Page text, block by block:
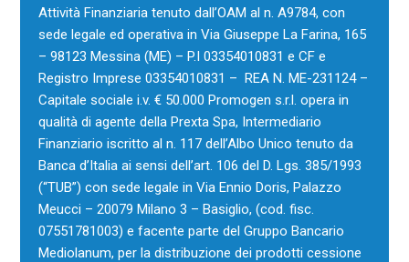
Attività Finanziaria tenuto dall’OAM al n. A9784, con
sede legale ed operativa in Via Giuseppe La Farina, 165
– 98123 Messina (ME) – P.I 03354010831 e CF e
Registro Imprese 03354010831 – REA N. ME-231124 –
Capitale sociale i.v. € 50.000 Promogen s.r.l. opera in
qualità di agente della Prexta Spa, Intermediario
Finanziario iscritto al n. 117 dell’Albo Unico tenuto da
Banca d’Italia ai sensi dell’art. 106 del D. Lgs. 385/1993
(“TUB”) con sede legale in Via Ennio Doris, Palazzo
Meucci – 20079 Milano 3 – Basiglio, (cod. fisc.
07551781003) e facente parte del Gruppo Bancario
Mediolanum, per la distribuzione dei prodotti cessione